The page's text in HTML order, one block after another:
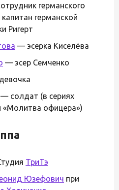
германского
германской
Ригерт
— эсерка Киселёва
— эсер Семченко
солдат (в сериях
«Молитва офицера»)
ТриТэ
Юзефович при